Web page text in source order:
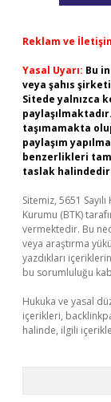
Reklam ve
Yasal Uyarı: Bu
veya şahıs
Sitede yalnızca
taşımamakta
paylaşım
benzerlikleri
taslak
Sitemiz, 5651
Kurumu (BTK)
vermektedir. Bu
veya araştırma
yazdıkları
bu sorumluluğu
Hukuka ve yasal
içerikleri,
halinde, ilgili